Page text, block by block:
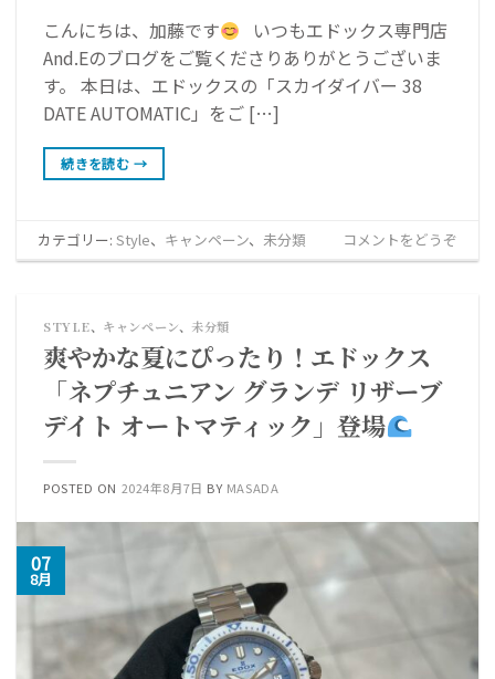
こんにちは、加藤です
いつもエドックス専門店
And.Eのブログをご覧くださりありがとうございま
す。 本日は、エドックスの「スカイダイバー 38
DATE AUTOMATIC」をご […]
続きを読む →
カテゴリー:Style、 キャンペーン、 未分類 コメントをどうぞ
STYLE、 キャンペーン、 未分類
爽やかな夏にぴったり！エドックス
「ネプチュニアン グランデ リザーブ
デイト オートマティック」登場
POSTED ON 2024年8月7日 BY MASADA
07
8月